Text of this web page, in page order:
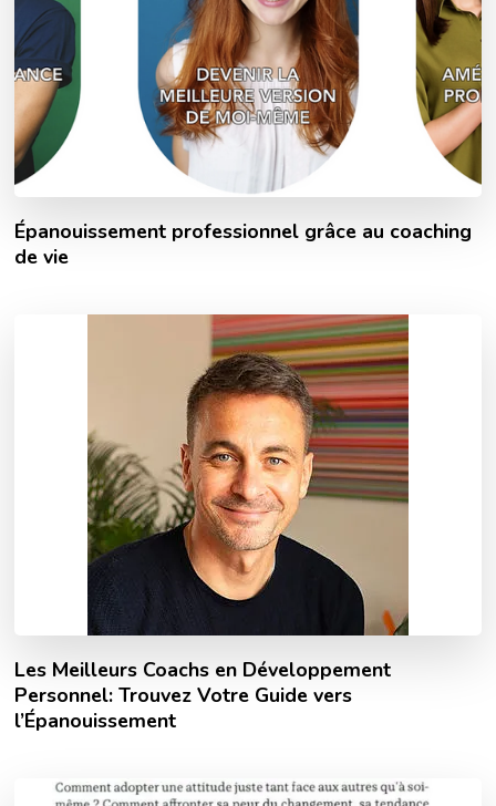
Épanouissement professionnel grâce au coaching
de vie
Les Meilleurs Coachs en Développement
Personnel: Trouvez Votre Guide vers
l’Épanouissement